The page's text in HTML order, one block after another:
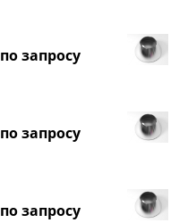
по запросу
по запросу
по запросу